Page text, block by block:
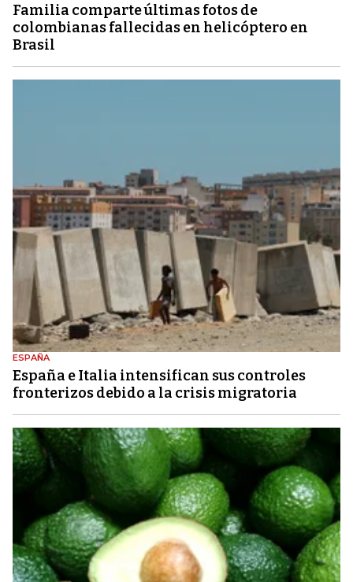
Familia comparte últimas fotos de
colombianas fallecidas en helicóptero en
Brasil
ESPAÑA
España e Italia intensifican sus controles
fronterizos debido a la crisis migratoria